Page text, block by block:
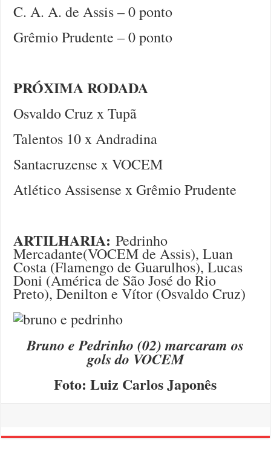
C. A. A. de Assis – 0 ponto
Grêmio Prudente – 0 ponto
PRÓXIMA RODADA
Osvaldo Cruz x Tupã
Talentos 10 x Andradina
Santacruzense x VOCEM
Atlético Assisense x Grêmio Prudente
ARTILHARIA:Pedrinho
Mercadante(VOCEM de Assis), Luan
Costa (Flamengo de Guarulhos), Lucas
Doni (América de São José do Rio
Preto), Denilton e Vítor (Osvaldo Cruz)
Bruno e Pedrinho (02) marcaram os
gols do VOCEM
Foto: Luiz Carlos Japonês